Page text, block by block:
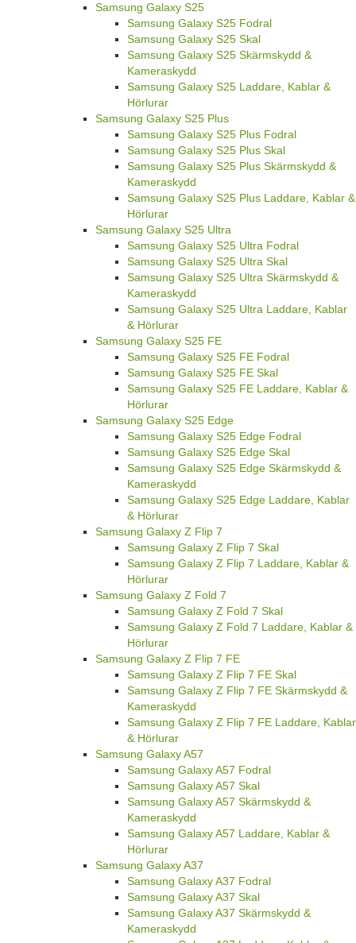
Samsung Galaxy S25
Samsung Galaxy S25 Fodral
Samsung Galaxy S25 Skal
Samsung Galaxy S25 Skärmskydd &
Kameraskydd
Samsung Galaxy S25 Laddare, Kablar &
Hörlurar
Samsung Galaxy S25 Plus
Samsung Galaxy S25 Plus Fodral
Samsung Galaxy S25 Plus Skal
Samsung Galaxy S25 Plus Skärmskydd &
Kameraskydd
Samsung Galaxy S25 Plus Laddare, Kablar &
Hörlurar
Samsung Galaxy S25 Ultra
Samsung Galaxy S25 Ultra Fodral
Samsung Galaxy S25 Ultra Skal
Samsung Galaxy S25 Ultra Skärmskydd &
Kameraskydd
Samsung Galaxy S25 Ultra Laddare, Kablar
& Hörlurar
Samsung Galaxy S25 FE
Samsung Galaxy S25 FE Fodral
Samsung Galaxy S25 FE Skal
Samsung Galaxy S25 FE Laddare, Kablar &
Hörlurar
Samsung Galaxy S25 Edge
Samsung Galaxy S25 Edge Fodral
Samsung Galaxy S25 Edge Skal
Samsung Galaxy S25 Edge Skärmskydd &
Kameraskydd
Samsung Galaxy S25 Edge Laddare, Kablar
& Hörlurar
Samsung Galaxy Z Flip 7
Samsung Galaxy Z Flip 7 Skal
Samsung Galaxy Z Flip 7 Laddare, Kablar &
Hörlurar
Samsung Galaxy Z Fold 7
Samsung Galaxy Z Fold 7 Skal
Samsung Galaxy Z Fold 7 Laddare, Kablar &
Hörlurar
Samsung Galaxy Z Flip 7 FE
Samsung Galaxy Z Flip 7 FE Skal
Samsung Galaxy Z Flip 7 FE Skärmskydd &
Kameraskydd
Samsung Galaxy Z Flip 7 FE Laddare, Kablar
& Hörlurar
Samsung Galaxy A57
Samsung Galaxy A57 Fodral
Samsung Galaxy A57 Skal
Samsung Galaxy A57 Skärmskydd &
Kameraskydd
Samsung Galaxy A57 Laddare, Kablar &
Hörlurar
Samsung Galaxy A37
Samsung Galaxy A37 Fodral
Samsung Galaxy A37 Skal
Samsung Galaxy A37 Skärmskydd &
Kameraskydd